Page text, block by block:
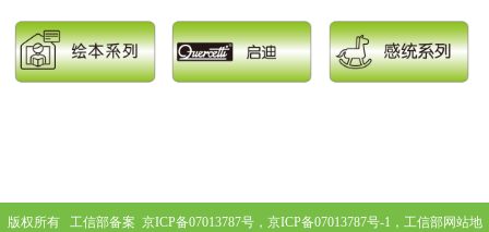
版权所有 工信部备案 京ICP备07013787号，京ICP备07013787号-1，工信部网站地